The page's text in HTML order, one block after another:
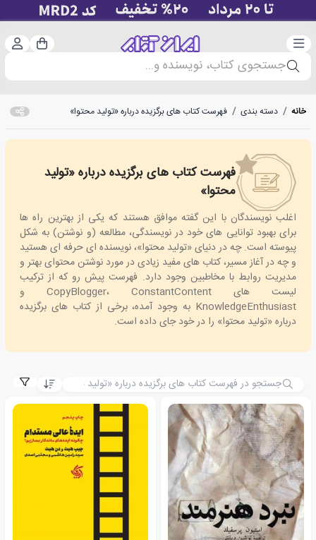
دسته‌بندی سبد
جستجوی کتاب، نویسنده و...
خانه / دسته بندی / فهرست کتاب های برگزیده درباره «تولید محتوا»
فهرست کتاب های برگزیده درباره «تولید
محتوا»
Best Books about Content Writing
اغلب نویسندگان با این گفته موافق هستند که یکی از بهترین راه ها
برای بهبود توانایی های خود در نویسندگی، مطالعه (و نوشتن) به شکل
پیوسته است. چه در دنیای «تولید محتوا»، نویسنده ای حرفه ای هستید
و چه در آغاز مسیر، کتاب های مفید زیادی در مورد نوشتن محتوای بهتر و
مدیریت روابط با مخاطبین وجود دارد. فهرست پیش رو که از ترکیب
لیست های CopyBlogger، ConstantContent و
KnowledgeEnthusiast به وجود آمده، برخی از کتاب های برگزیده
درباره «تولید محتوا» را در خود جای داده است.